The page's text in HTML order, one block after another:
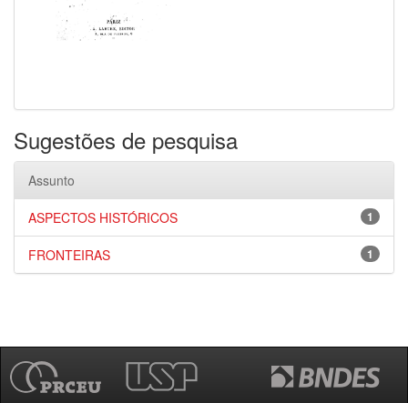
Sugestões de pesquisa
Assunto
1
ASPECTOS HISTÓRICOS
1
FRONTEIRAS